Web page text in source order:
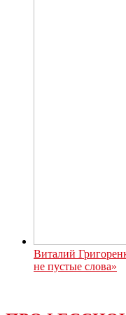
Виталий
не пустые слова»